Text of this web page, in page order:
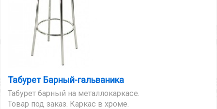
Табурет Барный-гальваника
Табурет барный на металлокаркасе.
Товар под заказ. Каркас в хроме.